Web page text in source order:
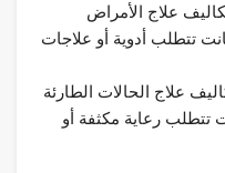
علاج الأمراض
تتطلب أدوية أو علاجات
علاج الحالات الطارئة
تتطلب رعاية مكثفة أو